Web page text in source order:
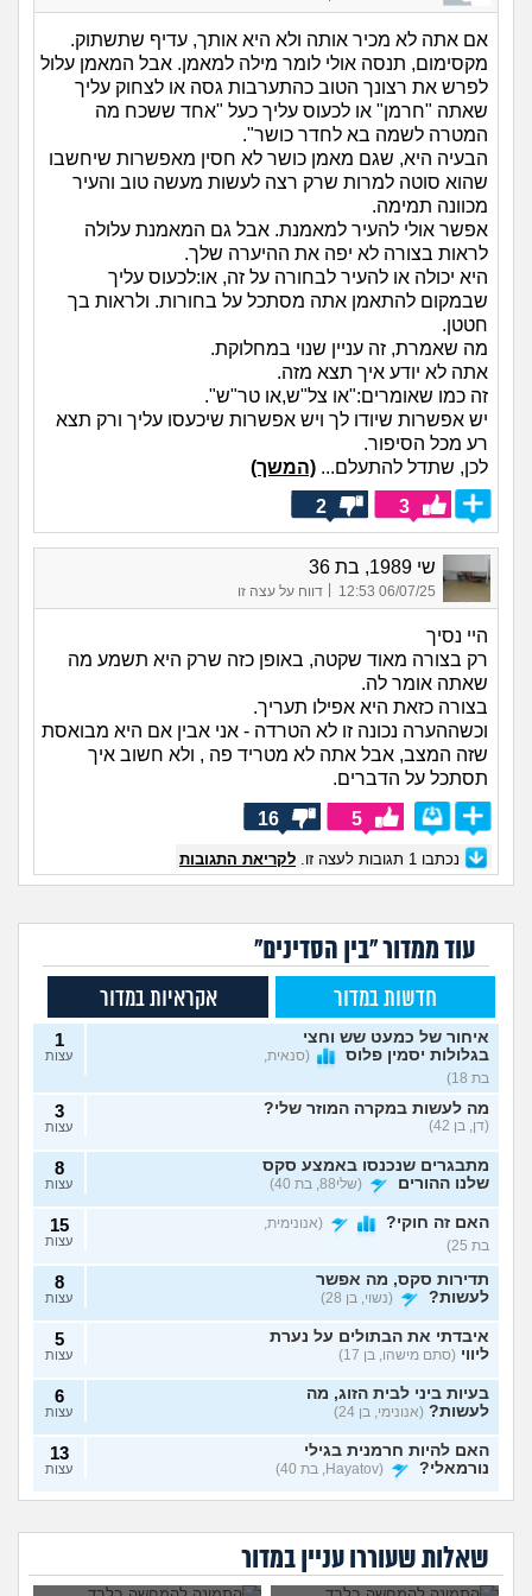
אם אתה לא מכיר אותה ולא היא אותך, עדיף שתשתוק.
מקסימום, תנסה אולי לומר מילה למאמן. אבל המאמן עלול
לפרש את רצונך הטוב כהתערבות גסה או לצחוק עליך
שאתה "חרמן" או לכעוס עליך כעל "אחד ששכח מה
המטרה לשמה בא לחדר כושר".
הבעיה היא, שגם מאמן כושר לא חסין מאפשרות שיחשבו
שהוא סוטה למרות שרק רצה לעשות מעשה טוב והעיר
מכוונה תמימה.
אפשר אולי להעיר למאמנת. אבל גם המאמנת עלולה
לראות בצורה לא יפה את ההיערה שלך.
היא יכולה או להעיר לבחורה על זה, או:לכעוס עליך
שבמקום להתאמן אתה מסתכל על בחורות. ולראות בך
חטטן.
מה שאמרת, זה עניין שנוי במחלוקת.
אתה לא יודע איך תצא מזה.
זה כמו שאומרים:"או צל"ש,או טר"ש".
יש אפשרות שיודו לך ויש אפשרות שיכעסו עליך ורק תצא
רע מכל הסיפור.
לכן, שתדל להתעלם... (המשך)
3
2
שי 1989, בת 36
06/07/25 12:53 דווח על עצה זו
היי נסיך
רק בצורה מאוד שקטה, באופן כזה שרק היא תשמע מה
שאתה אומר לה.
בצורה כזאת היא אפילו תעריך.
וכשההערה נכונה זו לא הטרדה - אני אבין אם היא מבואסת
שזה המצב, אבל אתה לא מטריד פה , ולא חשוב איך
תסתכל על הדברים.
5
16
נכתבו 1 תגובות לעצה זו. לקריאת התגובות
עוד ממדור "בין הסדינים"
חדשות במדור אקראיות במדור
איחור של כמעט שש וחצי
בגלולות יסמין פלוס
(סנאית,
בת 18)
1
עצות
מה לעשות במקרה המוזר שלי?
(דן, בן 42)
3
עצות
מתבגרים שנכנסו באמצע סקס
שלנו ההורים
(שלי88, בת 40)
8
עצות
האם זה חוקי?
(אנונימית,
בת 25)
15
עצות
תדירות סקס, מה אפשר
לעשות?
(נשוי, בן 28)
8
עצות
איבדתי את הבתולים על נערת
ליווי (סתם מישהו, בן 17)
5
עצות
בעיות ביני לבית הזוג, מה
לעשות? (אנונימי, בן 24)
6
עצות
האם להיות חרמנית בגילי
נורמאלי?
(Hayatov, בת 40)
13
עצות
בטעות "התעוררתי" מאחת
סוטה, בן 18)
6 שנים יחד עם הבן זוג, והוא
9
שאלות שעוררו עניין במדור
נפרדנו ברע ויש אצלו
לעשות?
שכבתי עם מלא
במחלות מין, לספר?
כדאי ללכת לנער
ליווי?
יותר רזה. מה לעשות?